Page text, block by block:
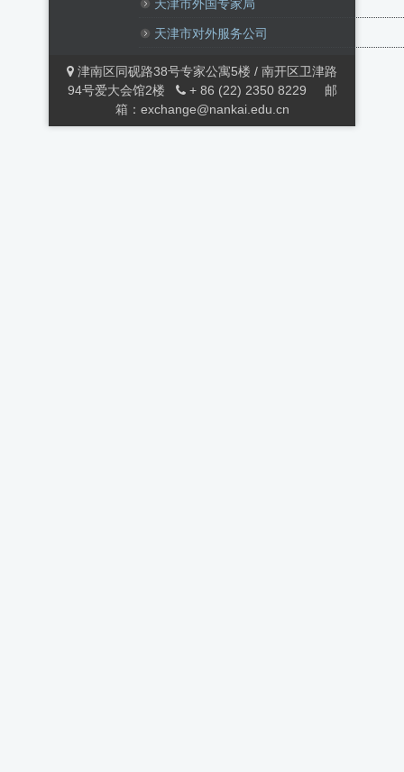
天津市外国专家局
天津市对外服务公司
津南区同砚路38号专家公寓5楼 / 南开区卫津路
94号爱大会馆2楼
+ 86 (22) 2350 8229 邮
箱：exchange@nankai.edu.cn